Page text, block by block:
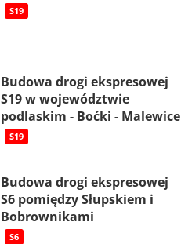
S19
Budowa drogi ekspresowej
S19 w województwie
podlaskim - Boćki - Malewice
S19
Budowa drogi ekspresowej
S6 pomiędzy Słupskiem i
Bobrownikami
S6